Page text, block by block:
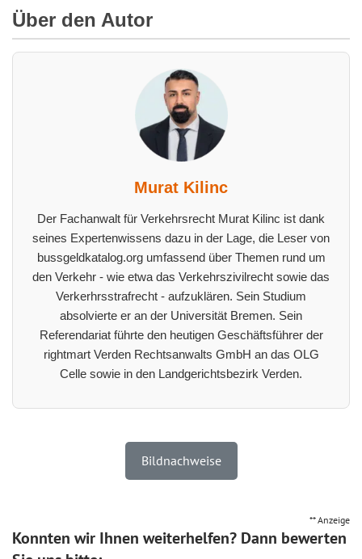
Über den Autor
Murat Kilinc
Der Fachanwalt für Verkehrsrecht Murat Kilinc ist dank
seines Expertenwissens dazu in der Lage, die Leser von
bussgeldkatalog.org umfassend über Themen rund um
den Verkehr - wie etwa das Verkehrszivilrecht sowie das
Verkerhrsstrafrecht - aufzuklären. Sein Studium
absolvierte er an der Universität Bremen. Sein
Referendariat führte den heutigen Geschäftsführer der
rightmart Verden Rechtsanwalts GmbH an das OLG
Celle sowie in den Landgerichtsbezirk Verden.
Bildnachweise
** Anzeige
Konnten wir Ihnen weiterhelfen? Dann bewerten